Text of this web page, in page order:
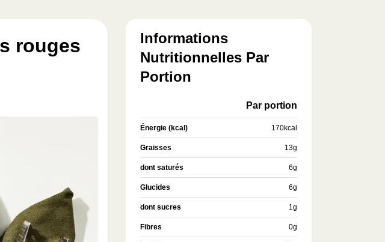
rouges
Informations
Nutritionnelles Par
Portion
Par portion
Énergie (kcal) 170kcal
Graisses 13g
dont saturés 6g
Glucides 6g
dont sucres 1g
Fibres 0g